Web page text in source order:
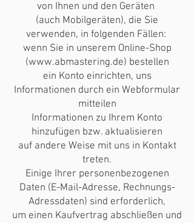
von Ihnen und den Geräten
(auch Mobilgeräten), die Sie
verwenden, in folgenden Fällen:
wenn Sie in unserem Online-Shop
(www.abmastering.de) bestellen
ein Konto einrichten, uns
Informationen durch ein Webformular
mitteilen
Informationen zu Ihrem Konto
hinzufügen bzw. aktualisieren
auf andere Weise mit uns in Kontakt
treten.
Einige Ihrer personenbezogenen
Daten (E-Mail-Adresse, Rechnungs-
Adressdaten) sind erforderlich,
um einen Kaufvertrag abschließen und